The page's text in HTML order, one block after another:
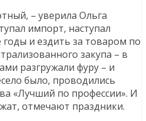
– уверила Ольга
импорт, наступал
и ездить за товаром по
закупа – в
разгружали фуру – и
было, проводились
«Лучший по профессии». И
отмечают праздники.